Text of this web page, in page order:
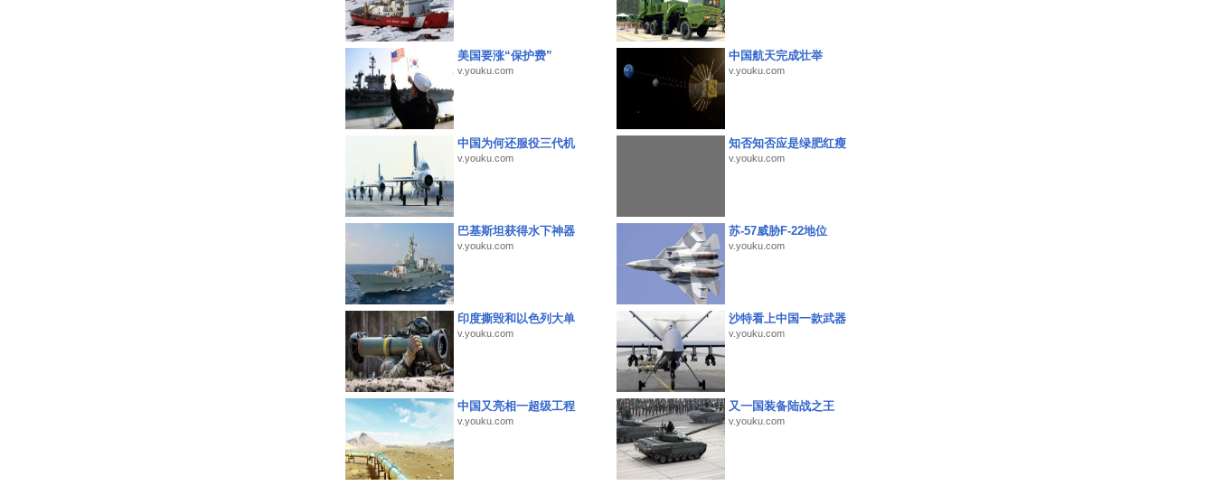
美国要涨“保护费”
v.youku.com
中国航天完成壮举
v.youku.com
中国为何还服役三代机
v.youku.com
知否知否应是绿肥红瘦
v.youku.com
巴基斯坦获得水下神器
v.youku.com
苏-57威胁F-22地位
v.youku.com
印度撕毁和以色列大单
v.youku.com
沙特看上中国一款武器
v.youku.com
中国又亮相一超级工程
v.youku.com
又一国装备陆战之王
v.youku.com